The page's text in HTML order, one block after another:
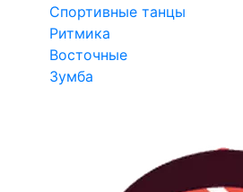
Спортивные танцы
Ритмика
Восточные
Зумба